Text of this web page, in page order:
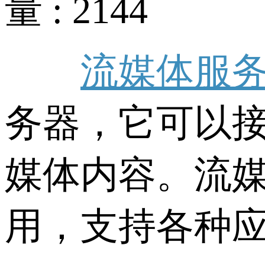
量 : 2144
流媒体服
务器，它可以
媒体内容。流
用，支持各种